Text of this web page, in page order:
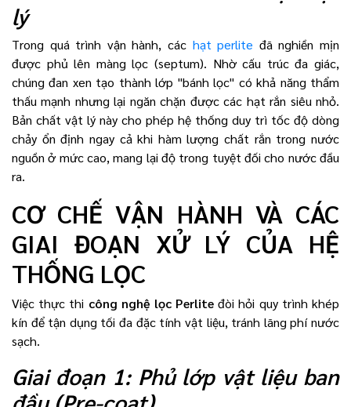
lý
Trong quá trình vận hành, các hạt perlite đã nghiền mịn
được phủ lên màng lọc (septum). Nhờ cấu trúc đa giác,
chúng đan xen tạo thành lớp "bánh lọc" có khả năng thẩm
thấu mạnh nhưng lại ngăn chặn được các hạt rắn siêu nhỏ.
Bản chất vật lý này cho phép hệ thống duy trì tốc độ dòng
chảy ổn định ngay cả khi hàm lượng chất rắn trong nước
nguồn ở mức cao, mang lại độ trong tuyệt đối cho nước đầu
ra.
CƠ CHẾ VẬN HÀNH VÀ CÁC
GIAI ĐOẠN XỬ LÝ CỦA HỆ
THỐNG LỌC
Việc thực thi công nghệ lọc Perlite đòi hỏi quy trình khép
kín để tận dụng tối đa đặc tính vật liệu, tránh lãng phí nước
sạch.
Giai đoạn 1: Phủ lớp vật liệu ban